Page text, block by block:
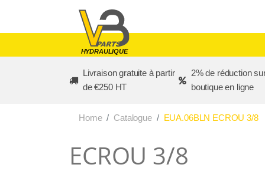
HYDRAULIQUE
Livraison gratuite à partir
de €250 HT
2% de réduction
boutique en ligne
Home Catalogue EUA.06BLN ECROU 3/8
ECROU 3/8